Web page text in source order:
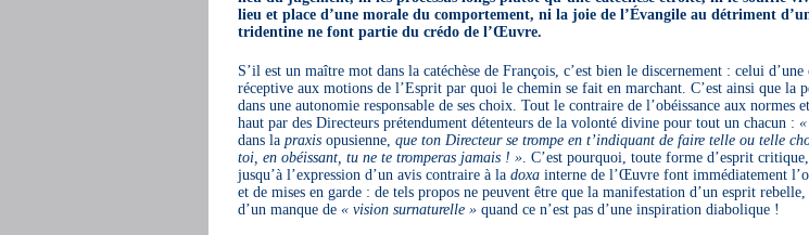
lieu et place d’une morale du comportement, ni la joie de l’Évangile au détriment
tridentine ne font partie du crédo de l’Œuvre.
S’il est un maître mot dans la catéchèse de François, c’est bien le discernement : celui d’une
réceptive aux motions de l’Esprit par quoi le chemin se fait en marchant. C’est ainsi que la
dans une autonomie responsable de ses choix. Tout le contraire de l’obéissance aux normes
haut par des Directeurs prétendument détenteurs de la volonté divine pour tout un chacun :
dans la praxisopusienne, que ton Directeur se trompe en t’indiquant de faire telle ou telle
toi, en obéissant, tu ne te tromperas jamais ! ». C’est pourquoi, toute forme d’esprit
jusqu’à l’expression d’un avis contraire à la doxainterne de l’Œuvre font immédiatement
et de mises en garde : de tels propos ne peuvent être que la manifestation d’un esprit rebelle,
d’un manque de « vision surnaturelle »quand ce n’est pas d’une inspiration diabolique !